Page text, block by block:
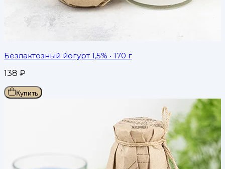
Безлактозный йогурт 1,5% • 170 г
138 ₽
Купить